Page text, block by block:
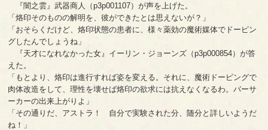
『闇之雲』武器商人（p3p001107）が声を上げた。
「烙印そのものの解明を、彼ができたとは思えないが？」
「おそらくだけど、烙印状態の患者に、様々薬効の魔術媒体でドーピン
グしたんでしょうね」
『天才になれなかった女』イーリン・ジョーンズ（p3p000854）が答
えた。
「もとより、烙印は進行すれば姿を変える。それに、魔術ドーピングで
肉体改造をして、理性を壊せば烙印の欲求には抗えなくなるわ。バーサ
ーカーの出来上がりよ」
「その通りだ、アストラ！ 自分で実験された分、随分と詳しいようだ
ね！」